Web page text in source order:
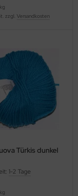
zzgl. Versandkosten
Türkis dunkel
1-2 Tage